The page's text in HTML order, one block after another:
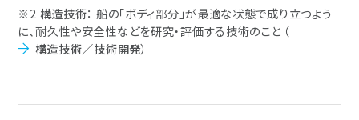
※2 構造技術： 船の「ボディ部分」が最適な状態で成り立つよう
に、耐久性や安全性などを研究・評価する技術のこと （
構造技術／技術開発）